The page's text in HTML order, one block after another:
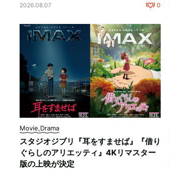
2026.08.07 0
Movie,Drama
スタジオジブリ『耳をすませば』『借り
ぐらしのアリエッティ』4Kリマスター
版の上映が決定